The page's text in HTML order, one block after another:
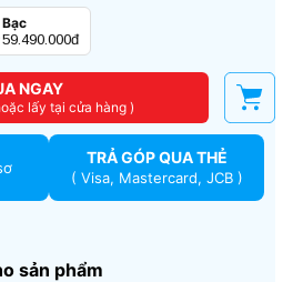
Bạc
59.490.000đ
NGAY
lấy tại cửa hàng )
TRẢ GÓP QUA THẺ
( Visa, Mastercard, JCB )
sản phẩm